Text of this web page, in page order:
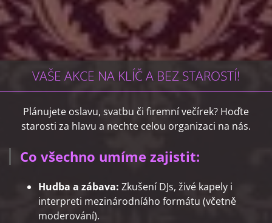
VAŠE AKCE NA KLÍČ A BEZ STAROSTÍ!
Plánujete oslavu, svatbu či firemní večírek? Hoďte
starosti za hlavu a nechte celou organizaci na nás.
Co všechno umíme zajistit:
Hudba a zábava: Zkušení DJs, živé kapely i
interpreti mezinárodníáho formátu (včetně
moderování).